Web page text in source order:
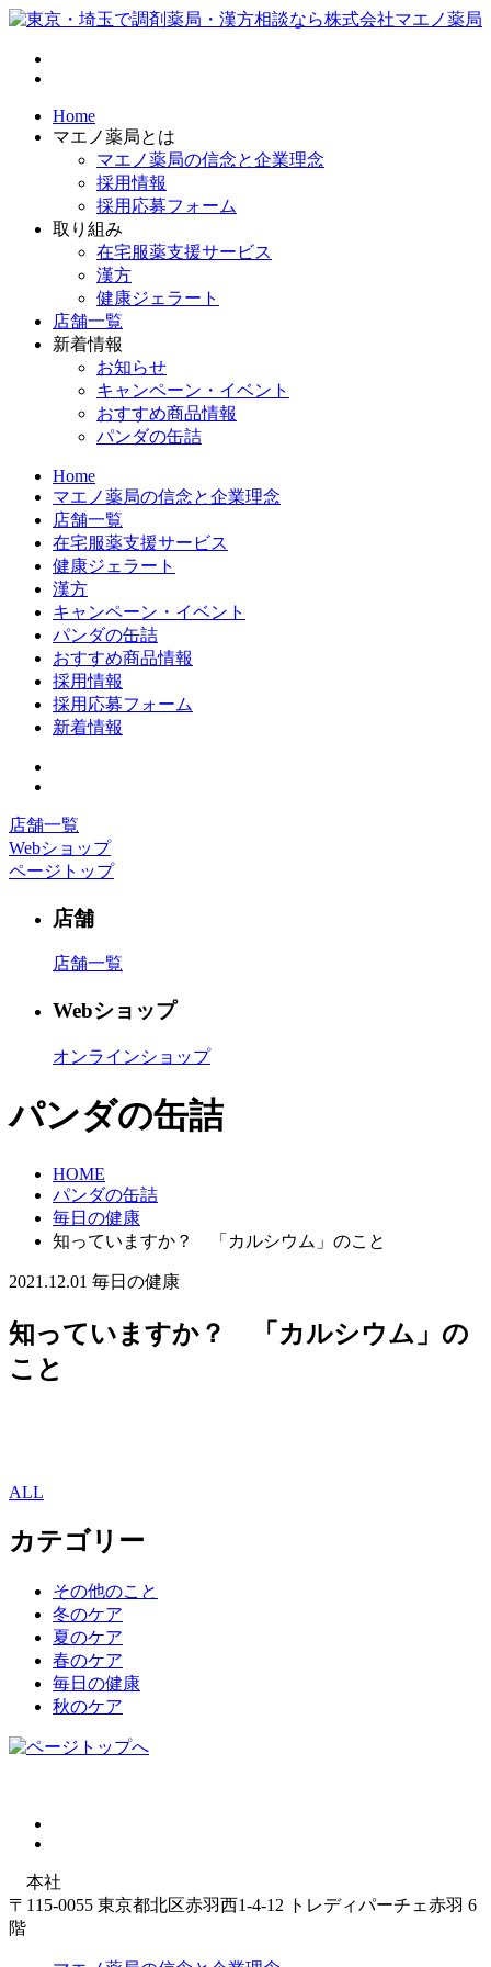
Home
マエノ薬局とは
マエノ薬局の信念と企業理念
採用情報
採用応募フォーム
取り組み
在宅服薬支援サービス
漢方
健康ジェラート
店舗一覧
新着情報
お知らせ
キャンペーン・イベント
おすすめ商品情報
パンダの缶詰
Home
マエノ薬局の信念と企業理念
店舗一覧
在宅服薬支援サービス
健康ジェラート
漢方
キャンペーン・イベント
パンダの缶詰
おすすめ商品情報
採用情報
採用応募フォーム
新着情報
店舗一覧
Webショップ
ページトップ
店舗
店舗一覧
Webショップ
オンラインショップ
パンダの缶詰
HOME
パンダの缶詰
毎日の健康
知っていますか？ 「カルシウム」のこと
2021.12.01 毎日の健康
知っていますか？ 「カルシウム」の
こと
ALL
カテゴリー
その他のこと
冬のケア
夏のケア
春のケア
毎日の健康
秋のケア
本社
〒115-0055 東京都北区赤羽西1-4-12 トレディパーチェ赤羽 6
階